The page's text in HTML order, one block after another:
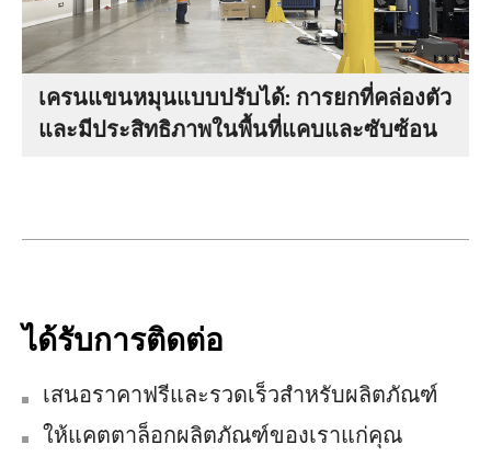
เครนแขนหมุนแบบปรับได้: การยกที่คล่องตัว
และมีประสิทธิภาพในพื้นที่แคบและซับซ้อน
ได้รับการติดต่อ
เสนอราคาฟรีและรวดเร็วสำหรับผลิตภัณฑ์
ให้แคตตาล็อกผลิตภัณฑ์ของเราแก่คุณ